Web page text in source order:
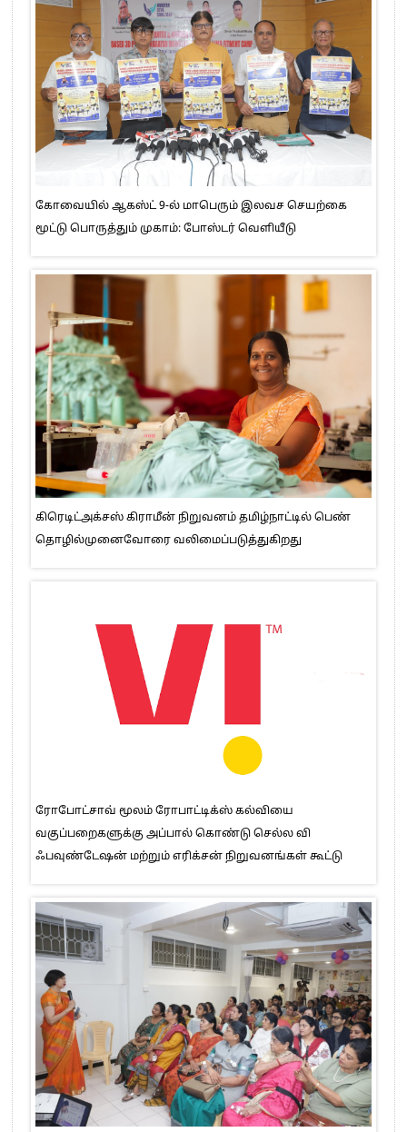
கோவையில் ஆகஸ்ட் 9-ல் மாபெரும் இலவச செயற்கை
மூட்டு பொருத்தும் முகாம்: போஸ்டர் வெளியீடு
கிரெடிட்அக்சஸ் கிராமீன் நிறுவனம் தமிழ்நாட்டில் பெண்
தொழில்முனைவோரை வலிமைப்படுத்துகிறது
ரோபோட்சாவ் மூலம் ரோபாட்டிக்ஸ் கல்வியை
வகுப்பறைகளுக்கு அப்பால் கொண்டு செல்ல வி
ஃபவுண்டேஷன் மற்றும் எரிக்சன் நிறுவனங்கள் கூட்டு